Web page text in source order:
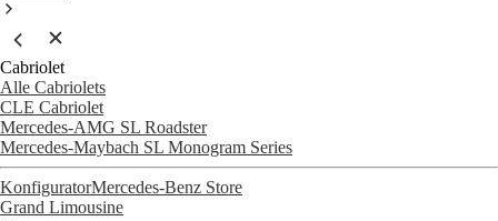
Cabriolet
Alle Cabriolets
CLE Cabriolet
Mercedes-AMG SL Roadster
Mercedes-Maybach SL Monogram Series
KonfiguratorMercedes-Benz Store
Grand Limousine